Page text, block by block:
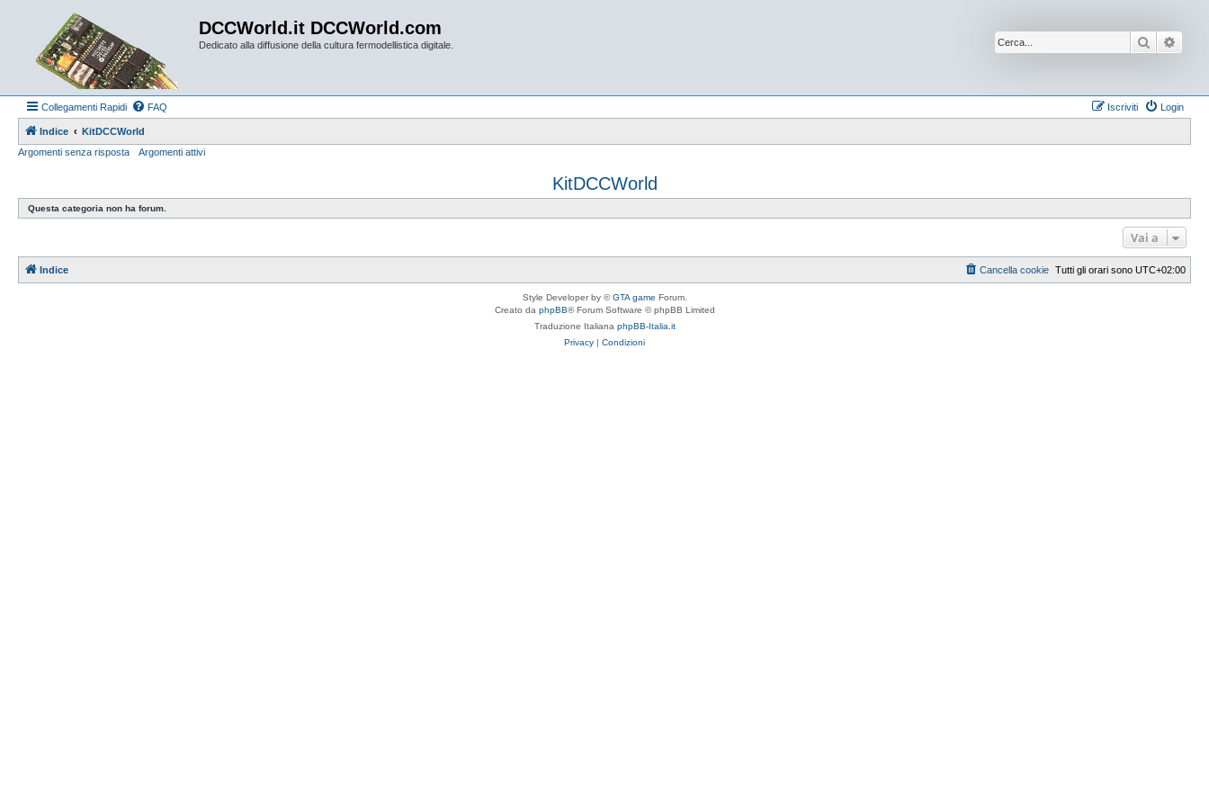
DCCWorld.it DCCWorld.com
Dedicato alla diffusione della cultura fermodellistica digitale. Cerca
Collegamenti Rapidi FAQ Login
Iscriviti
Indice
KitDCCWorld
Argomenti senza risposta
Argomenti attivi
KitDCCWorld
Questa categoria non ha forum.
Vai a
Indice Tutti gli orari sono UTC+02:00
Cancella cookie
Style Developer by ©GTA game Forum.
Creato da phpBB® Forum Software © phpBB Limited
Traduzione Italiana phpBB-Italia.it
Privacy | Condizioni